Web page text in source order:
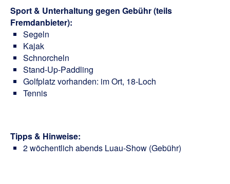
Sport & Unterhaltung gegen Gebühr (teils
Fremdanbieter):
Segeln
Kajak
Schnorcheln
Stand-Up-Paddling
Golfplatz vorhanden: im Ort, 18-Loch
Tennis
Tipps & Hinweise:
2 wöchentlich abends Luau-Show (Gebühr)